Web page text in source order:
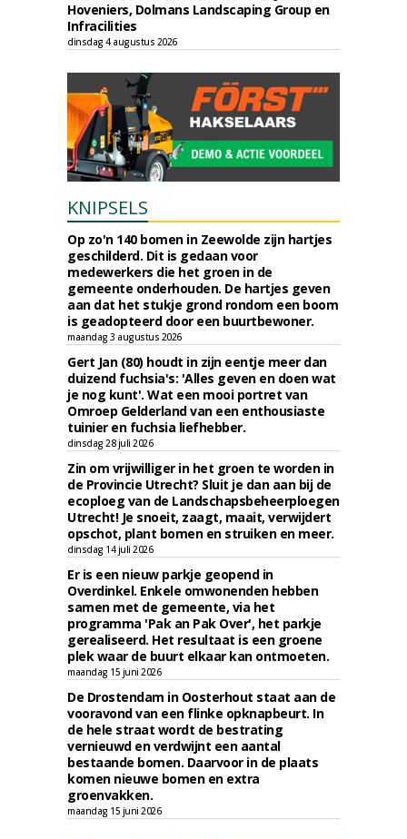
Hoveniers, Dolmans Landscaping Group en
Infracilities
dinsdag 4 augustus 2026
KNIPSELS
Op zo'n 140 bomen in Zeewolde zijn hartjes
geschilderd. Dit is gedaan voor
medewerkers die het groen in de
gemeente onderhouden. De hartjes geven
aan dat het stukje grond rondom een boom
is geadopteerd door een buurtbewoner.
maandag 3 augustus 2026
Gert Jan (80) houdt in zijn eentje meer dan
duizend fuchsia's: 'Alles geven en doen wat
je nog kunt'. Wat een mooi portret van
Omroep Gelderland van een enthousiaste
tuinier en fuchsia liefhebber.
dinsdag 28 juli 2026
Zin om vrijwilliger in het groen te worden in
de Provincie Utrecht? Sluit je dan aan bij de
ecoploeg van de Landschapsbeheerploegen
Utrecht! Je snoeit, zaagt, maait, verwijdert
opschot, plant bomen en struiken en meer.
dinsdag 14 juli 2026
Er is een nieuw parkje geopend in
Overdinkel. Enkele omwonenden hebben
samen met de gemeente, via het
programma 'Pak an Pak Over', het parkje
gerealiseerd. Het resultaat is een groene
plek waar de buurt elkaar kan ontmoeten.
maandag 15 juni 2026
De Drostendam in Oosterhout staat aan de
vooravond van een flinke opknapbeurt. In
de hele straat wordt de bestrating
vernieuwd en verdwijnt een aantal
bestaande bomen. Daarvoor in de plaats
komen nieuwe bomen en extra
groenvakken.
maandag 15 juni 2026